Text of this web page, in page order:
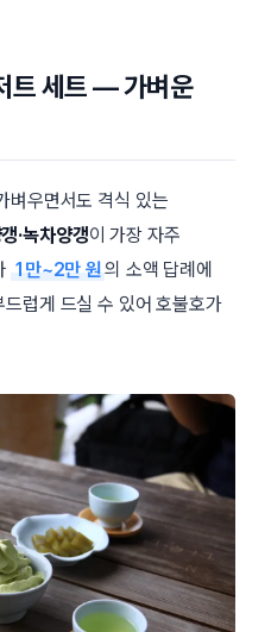
트 세트 — 가벼운
벼우면서도 격식 있는
·녹차양갱이 가장 자주
1만~2만 원의 소액 답례에
럽게 드실 수 있어 호불호가